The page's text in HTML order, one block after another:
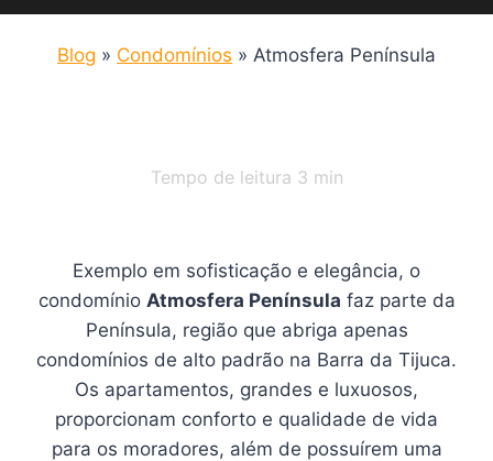
Blog » Condomínios » Atmosfera Península
Tempo de leitura 3 min
Exemplo em sofisticação e elegância, o
condomínio Atmosfera Península faz parte da
Península, região que abriga apenas
condomínios de alto padrão na Barra da Tijuca.
Os apartamentos, grandes e luxuosos,
proporcionam conforto e qualidade de vida
para os moradores, além de possuírem uma